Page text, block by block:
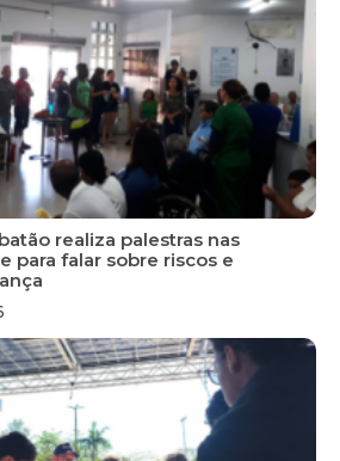
realiza palestras nas
para falar sobre riscos e